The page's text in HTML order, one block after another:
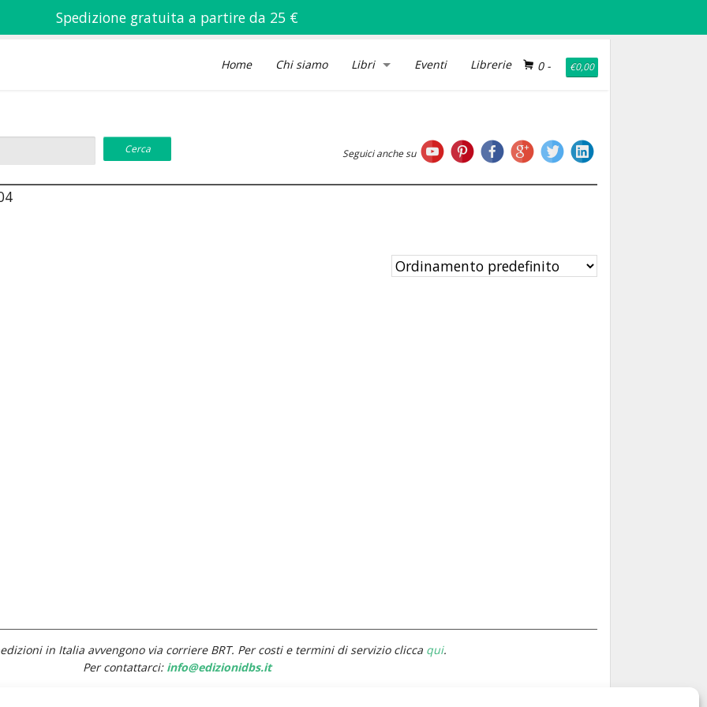
Spedizione gratuita a partire da 25 €
0- €0,00
Home Chi siamo Libri Eventi Librerie
Seguici anche su
in Italia avvengono via corriere BRT. Per costi e termini di servizio clicca qui.
Per contattarci: info@edizionidbs.it